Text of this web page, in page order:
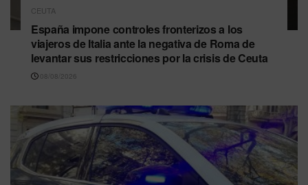
CEUTA
España impone controles fronterizos a los
viajeros de Italia ante la negativa de Roma de
levantar sus restricciones por la crisis de Ceuta
08/08/2026